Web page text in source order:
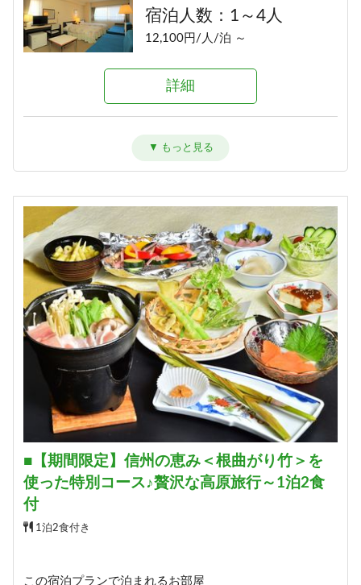
宿泊人数：1～4人
12,100円/人/泊 ～
詳細
詳細
■【期間限定】信州の恵み＜根曲がり竹＞を
使った特別コース♪贅沢な高原旅行～1泊2食
付
1泊2食付き
この宿泊プランで泊まれるお部屋